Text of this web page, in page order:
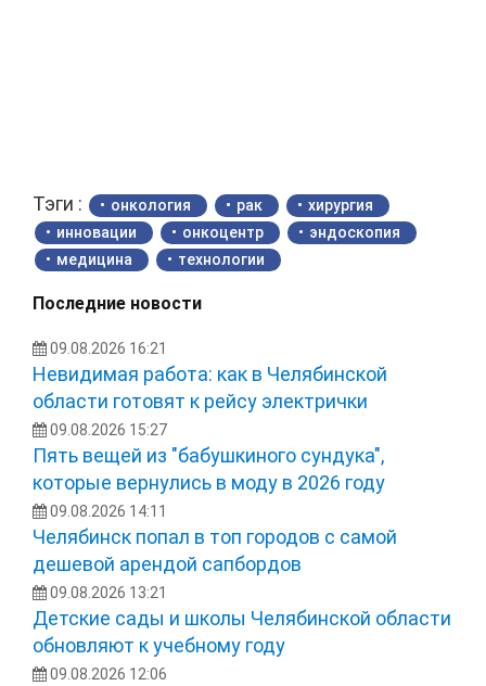
Тэги : онкология рак
хирургия
инновации
онкоцентр
эндоскопия
медицина
технологии
Последние новости
09.08.2026 16:21
Невидимая работа: как в Челябинской
области готовят к рейсу электрички
09.08.2026 15:27
Пять вещей из "бабушкиного сундука",
которые вернулись в моду в 2026 году
09.08.2026 14:11
Челябинск попал в топ городов с самой
дешевой арендой сапбордов
09.08.2026 13:21
Детские сады и школы Челябинской области
обновляют к учебному году
09.08.2026 12:06